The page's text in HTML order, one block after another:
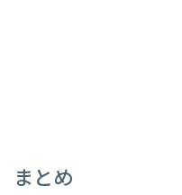
まとめ